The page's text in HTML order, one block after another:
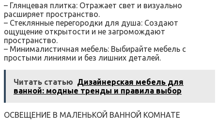
– Глянцевая плитка: Отражает свет и визуально
расширяет пространство.
– Стеклянные перегородки для душа: Создают
ощущение открытости и не загромождают
пространство.
– Минималистичная мебель: Выбирайте мебель с
простыми линиями и без лишних деталей.
Читать статью Дизайнерская мебель для
ванной: модные тренды и правила выбор
ОСВЕЩЕНИЕ В МАЛЕНЬКОЙ ВАННОЙ КОМНАТЕ